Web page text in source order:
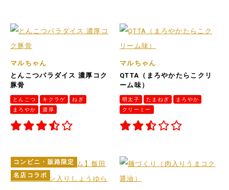
マルちゃん
とんこつパラダイス 濃厚コク
豚骨
とんこつ キクラゲ
ねぎ
まろやか
濃厚
マルちゃん
QTTA（まろやかたらこクリ
ーム味）
明太子 たまねぎ
まろやか
クリーミー
コンビニ・販路限定
名店コラボ